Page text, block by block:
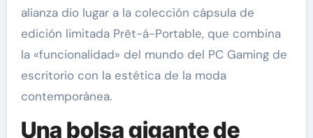
alianza dio lugar a la colección cápsula de
edición limitada Prêt-á-Portable, que combina
la «funcionalidad» del mundo del PC Gaming de
escritorio con la estética de la moda
contemporánea.
Una bolsa gigante de